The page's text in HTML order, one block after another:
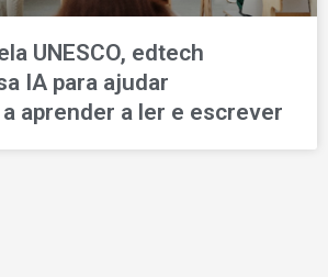
UNESCO, edtech
IA para ajudar
aprender a ler e escrever